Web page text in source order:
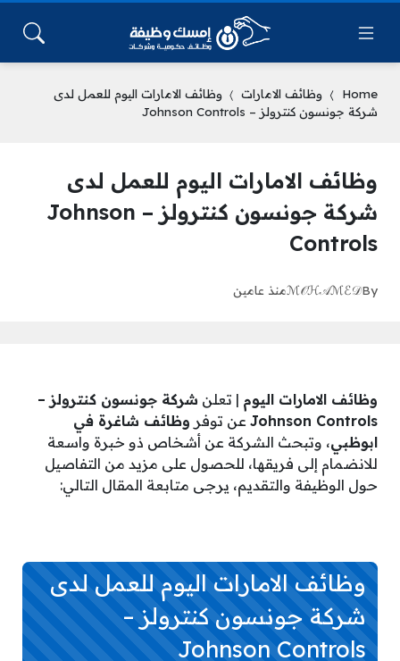
Home وظائف الامارات
وظائف الامارات اليوم للعمل لدى
شركة جونسون كنترولز – Johnson Controls
وظائف الامارات اليوم للعمل لدى
شركة جونسون كنترولز – Johnson
Controls
By
ℳ𝒪ℋ𝒜ℳℰ𝒟منذ عامين
وظائف الامارات اليوم | تعلن شركة جونسون كنترولز –
Johnson Controls عن توفر وظائف شاغرة في
ابوظبي، وتبحث الشركة عن أشخاص ذو خبرة واسعة
للانضمام إلى فريقها، للحصول على مزيد من التفاصيل
حول الوظيفة والتقديم، يرجى متابعة المقال التالي:
وظائف الامارات اليوم للعمل لدى
شركة جونسون كنترولز –
Johnson Controls